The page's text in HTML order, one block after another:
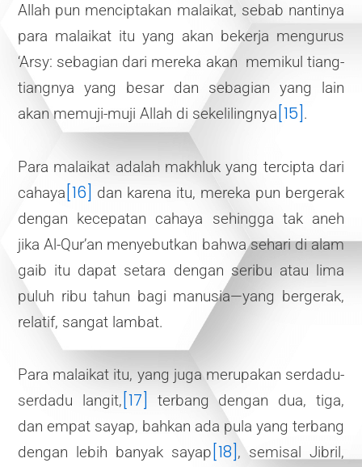
Allah pun menciptakan malaikat, sebab nantinya
para malaikat itu yang akan bekerja mengurus
‘Arsy: sebagian dari mereka akan memikul tiang-
tiangnya yang besar dan sebagian yang lain
akan memuji-muji Allah di sekelilingnya [15] .
Para malaikat adalah makhluk yang tercipta dari
cahaya [16] dan karena itu, mereka pun bergerak
dengan kecepatan cahaya sehingga tak aneh
jika Al-Qur’an menyebutkan bahwa sehari di alam
gaib itu dapat setara dengan seribu atau lima
puluh ribu tahun bagi manusia—yang bergerak,
relatif, sangat lambat.
Para malaikat itu, yang juga merupakan serdadu-
serdadu langit, [17]
terbang dengan dua, tiga,
dan empat sayap, bahkan ada pula yang terbang
dengan lebih banyak sayap [18], semisal Jibril,